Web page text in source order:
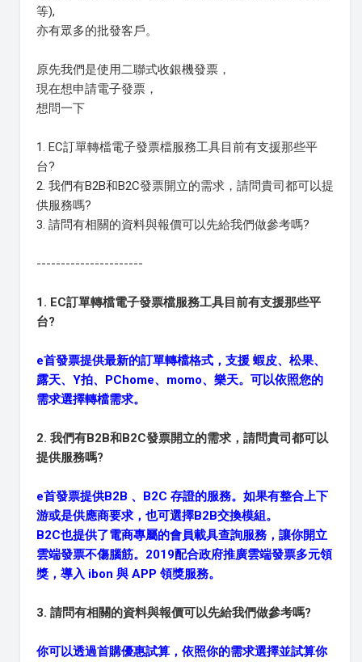
等),
亦有眾多的批發客戶。
原先我們是使用二聯式收銀機發票，
現在想申請電子發票，
想問一下
1. EC訂單轉檔電子發票檔服務工具目前有支援那些平
台?
2. 我們有B2B和B2C發票開立的需求，請問貴司都可以提
供服務嗎?
3. 請問有相關的資料與報價可以先給我們做參考嗎?
----------------------
1. EC訂單轉檔電子發票檔服務工具目前有支援那些平
台?
e首發票提供最新的訂單轉檔格式，支援 蝦皮、松果、
露天、Y拍、PChome、momo、樂天。可以依照您的
需求選擇轉檔需求。
2. 我們有B2B和B2C發票開立的需求，請問貴司都可以
提供服務嗎?
e首發票提供B2B 、B2C 存證的服務。如果有整合上下
游或是供應商要求，也可選擇B2B交換模組。
B2C也提供了電商專屬的會員載具查詢服務，讓你開立
雲端發票不傷腦筋。2019配合政府推廣雲端發票多元領
獎，導入 ibon 與 APP 領獎服務。
3. 請問有相關的資料與報價可以先給我們做參考嗎?
你可以透過首購優惠試算，依照你的需求選擇並試算你